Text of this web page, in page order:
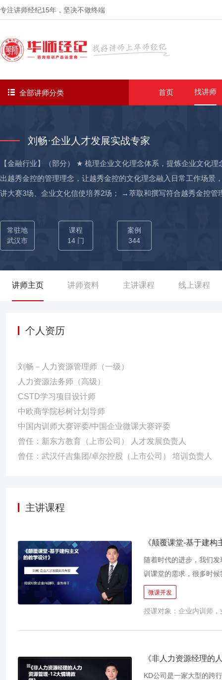
专注讲师经纪15年 ，坚决不做终端
全部讲师分类 首页 找讲师
刘畅·企业人才发展实战专家
【金融行业】（部分） ★ 梳理企业文化理念体系，提炼企业文化
出越秀金控的管理理念，让越秀金控的文化理念融入日常工作场
讲大赛3场、企业文化信使培养2场； →萃取和撰写符合越秀金控
发，敏捷开发学习地图，构建内训师培养体系 →曾为浦发银行总
出雏鹰、雄鹰、金鹰三个层级的课程清单，搭建零售条线培训体
务梳理与分析、岗位知识图谱绘制、课程体系输出，通过翻转课
政开展案例萃取与开发项目，成功输出优质案例30个，后陆续返
岗位场景化经验 运用可视化萃取手段 落地可复制实践效果 →安徽
门精品课程包（课件、讲师手册、学员手册、课程大纲、试题库
现课程的可传承性 →华能岳阳电厂内训师全科培训，同一批学员
精品课程15门，视频微课15门，合格内训师15人 【其他行业项
编制出兼具实操性和可读性的岗位经验手册35本，作为岗位带教
目，成功萃取了基于客户体验的流程、话术、模版等经验萃取载
合，为四川移动、贵州移动连续开展多期IDP课程（个人学习成长
人学习成长计划，成为员工成长的可视化管理工具。
常驻地
武汉市
课程
14 门
案例
344
讲师主页 讲师资料 主讲课程 线上课程
个人资历
刘畅－人力资源管理师（一级）
人力资源法务师（高级）
CSTD学习项目设计师
中欧商学院杉树计划导师
中国内训师大赛评委/中国企业微课大赛评委
曾任：新东方教育（上市公司） 人才发展负责人
曾任：武汉仟吉集团/卓尔控股（上市公司） 培训负责人
主讲课程
《颠覆课堂-基于建
随着时代的进步，我们
训课堂的需求，很多时
不愿意听，听不懂和听
988年加涅在《教学设计
教学系统本身是对资源
现，更多的时候教学设
微课开发
授课对象：企业内训师，
《非人力资源经理的
KD公司是一家大型的跨